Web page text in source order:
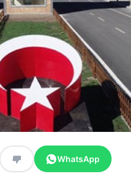
WhatsApp